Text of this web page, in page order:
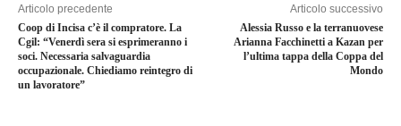
Articolo precedente
Coop di Incisa c’è il compratore. La
Cgil: “Venerdì sera si esprimeranno i
soci. Necessaria salvaguardia
occupazionale. Chiediamo reintegro di
un lavoratore”
Articolo successivo
Alessia Russo e la terranuovese
Arianna Facchinetti a Kazan per
l’ultima tappa della Coppa del
Mondo